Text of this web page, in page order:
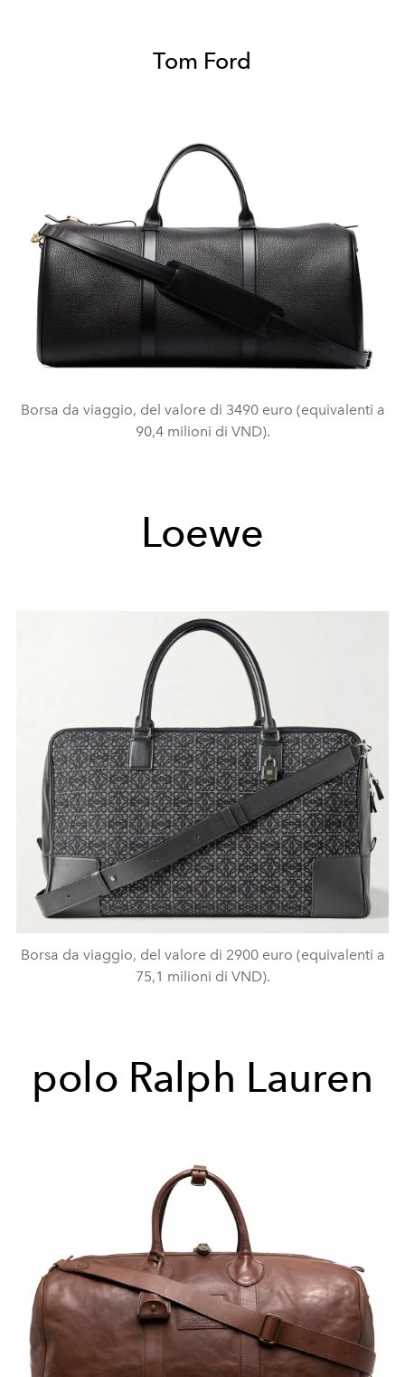
Tom Ford
Borsa da viaggio, del valore di 3490 euro (equivalenti a
90,4 milioni di VND).
Loewe
Borsa da viaggio, del valore di 2900 euro (equivalenti a
75,1 milioni di VND).
polo Ralph Lauren